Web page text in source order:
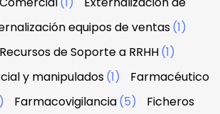
equipos de ventas(1)
de Soporte a RRHH(1)
y manipulados(1)
Farmacéutico
Farmacovigilancia(5)
Ficheros